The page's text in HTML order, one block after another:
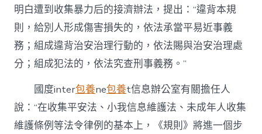
明白遭到收集暴力后的接濟辦法，提出：“違背本規
則，給別人形成傷害損失的，依法承當平易近事義
務；組成違背治安治理行動的，依法賜與治安治理處
分；組成犯法的，依法究查刑事義務。”
國度inter包養ne包養t信息辦公室有關擔任人
說：“在收集平安法、小我信息維護法、未成年人收集
維護條例等法令律例的基本上，《規則》將進一個步